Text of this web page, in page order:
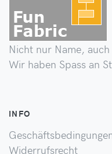
Nicht nur Name,
Wir haben Spass an
INFO
Widerrufsrecht